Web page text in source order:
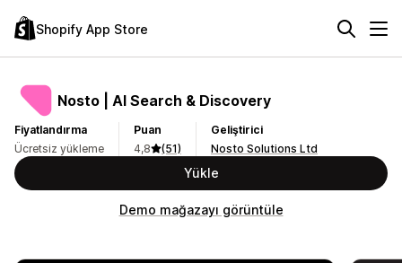
Shopify App Store
Nosto | AI Search & Discovery
Fiyatlandırma
Ücretsiz yükleme
Puan
4,8
(51)
Geliştirici
Nosto Solutions Ltd
Yükle
Demo mağazayı görüntüle